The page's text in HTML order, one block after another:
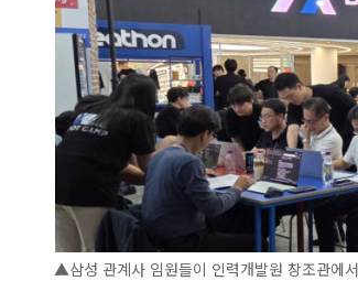
▲삼성 관계사 임원들이 인력개발원 창조관에